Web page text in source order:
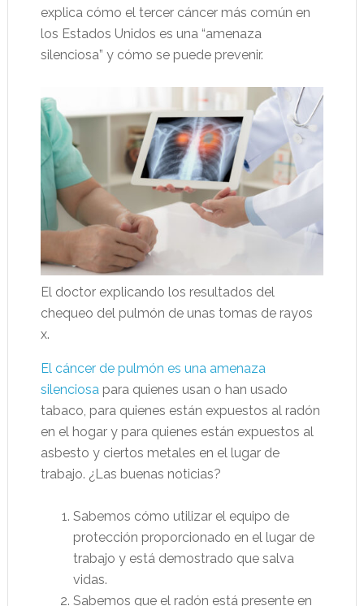
explica cómo el tercer cáncer más común en
los Estados Unidos es una “amenaza
silenciosa” y cómo se puede prevenir.
El doctor explicando los resultados del
chequeo del pulmón de unas tomas de rayos
x.
El cáncer de pulmón es una amenaza
silenciosapara quienes usan o han usado
tabaco, para quienes están expuestos al radón
en el hogar y para quienes están expuestos al
asbesto y ciertos metales en el lugar de
trabajo. ¿Las buenas noticias?
Sabemos cómo utilizar el equipo de
protección proporcionado en el lugar de
trabajo y está demostrado que salva
vidas.
Sabemos que el radón está presente en